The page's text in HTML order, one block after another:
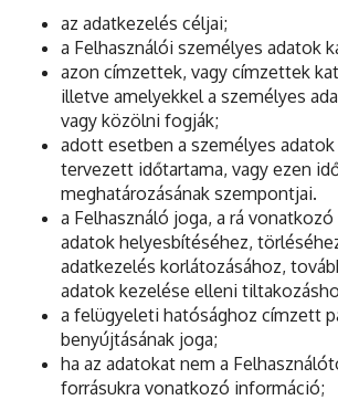
az adatkezelés céljai;
a Felhasználói személyes adatok
azon címzettek, vagy címzettek
illetve amelyekkel a személyes
vagy közölni fogják;
adott esetben a személyes adatok
tervezett időtartama, vagy ezen
meghatározásának szempontjai.
a Felhasználó joga, a rá
adatok helyesbítéséhez,
adatkezelés korlátozásához,
adatok kezelése elleni
a felügyeleti hatósághoz címzett
benyújtásának joga;
ha az adatokat nem a
forrásukra vonatkozó információ;